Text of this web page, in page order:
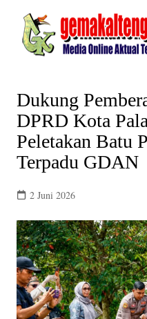
content
Dukung
DPRD Kota
Peletakan Batu
Terpadu GDAN
2 Juni 2026